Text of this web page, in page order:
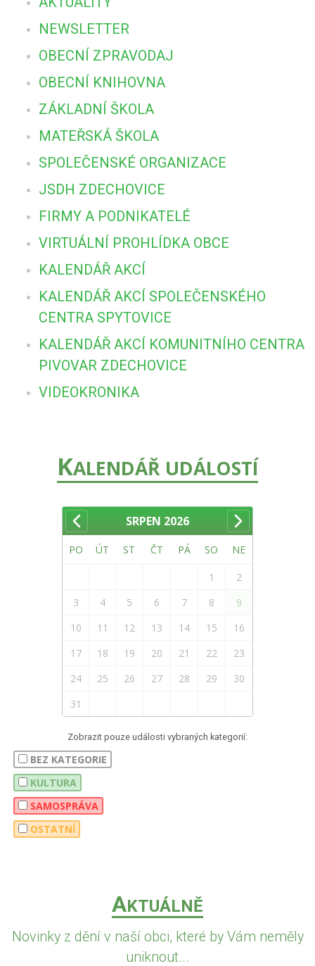
NEWSLETTER
OBECNÍ ZPRAVODAJ
OBECNÍ KNIHOVNA
ZÁKLADNÍ ŠKOLA
MATEŘSKÁ ŠKOLA
SPOLEČENSKÉ ORGANIZACE
JSDH ZDECHOVICE
FIRMY A PODNIKATELÉ
VIRTUÁLNÍ PROHLÍDKA OBCE
KALENDÁŘ AKCÍ
KALENDÁŘ AKCÍ SPOLEČENSKÉHO
CENTRA SPYTOVICE
KALENDÁŘ AKCÍ KOMUNITNÍHO CENTRA
PIVOVAR ZDECHOVICE
VIDEOKRONIKA
KALENDÁŘ UDÁLOSTÍ
SRPEN 2026
PO ÚT ST ČT PÁ SO NE
1
2
3
4 5 6 7 8
9
10
11 12 13 14 15
16
17
18 19 20 21 22
23
24
25 26 27 28 29
30
31
Zobrazit pouze události vybraných kategorií:
BEZ KATEGORIE
KULTURA
SAMOSPRÁVA
OSTATNÍ
AKTUÁLNĚ
Novinky z dění v naší obci, které by Vám neměly
uniknout...